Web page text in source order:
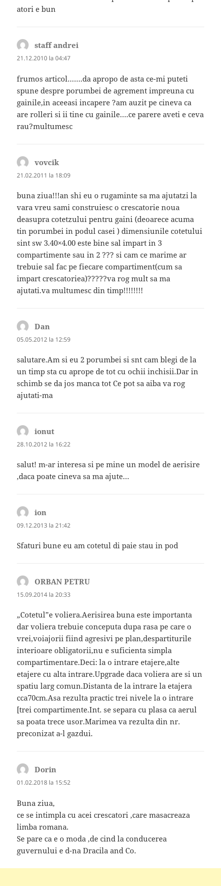
atori e bun
staff andrei
21.12.2010 la 04:47
frumos articol…….da apropo de asta ce-mi puteti
spune despre porumbei de agrement impreuna cu
gainile,in aceeasi incapere ?am auzit pe cineva ca
are rolleri si ii tine cu gainile….ce parere aveti e ceva
rau?multumesc
vovcik
21.02.2011 la 18:09
buna ziua!!!an shi eu o rugaminte sa ma ajutatzi la
vara vreu sami construiesc o crescatorie noua
deasupra cotetzului pentru gaini (deoarece acuma
tin porumbei in podul casei ) dimensiunile cotetului
sint sw 3.40×4.00 este bine sal impart in 3
compartimente sau in 2 ??? si cam ce marime ar
trebuie sal fac pe fiecare compartiment(cum sa
impart crescatoriea)?????va rog mult sa ma
ajutati.va multumesc din timp!!!!!!!!
Dan
05.05.2012 la 12:59
salutare.Am si eu 2 porumbei si snt cam blegi de la
un timp sta cu aprope de tot cu ochii inchisii.Dar in
schimb se da jos manca tot Ce pot sa aiba va rog
ajutati-ma
ionut
28.10.2012 la 16:22
salut! m-ar interesa si pe mine un model de aerisire
,daca poate cineva sa ma ajute…
ion
09.12.2013 la 21:42
Sfaturi bune eu am cotetul di paie stau in pod
ORBAN PETRU
15.09.2014 la 20:33
„Cotetul”e voliera.Aerisirea buna este importanta
dar voliera trebuie conceputa dupa rasa pe care o
vrei,voiajorii fiind agresivi pe plan,despartiturile
interioare obligatorii,nu e suficienta simpla
compartimentare.Deci: la o intrare etajere,alte
etajere cu alta intrare.Upgrade daca voliera are si un
spatiu larg comun.Distanta de la intrare la etajera
cca70cm.Asa rezulta practic trei nivele la o intrare
[trei compartimente.Int. se separa cu plasa ca aerul
sa poata trece usor.Marimea va rezulta din nr.
preconizat a-l gazdui.
Dorin
01.02.2018 la 15:52
Buna ziua,
ce se intimpla cu acei crescatori ,care masacreaza
limba romana.
Se pare ca e o moda ,de cind la conducerea
guvernului e d-na Dracila and Co.